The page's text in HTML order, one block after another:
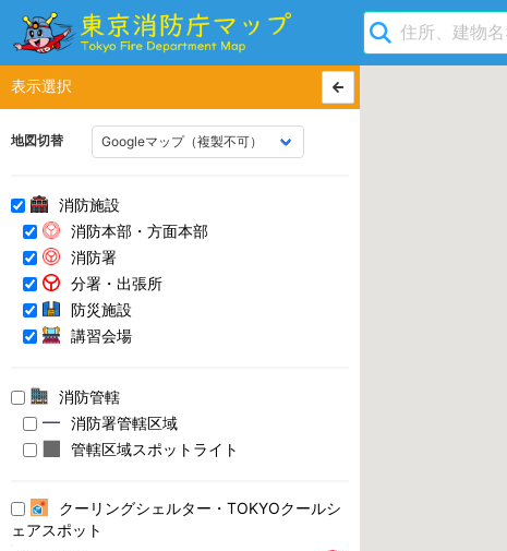
表示選択
地図切替
消防施設
消防本部・方面本部
消防署
分署・出張所
防災施設
講習会場
消防管轄
消防署管轄区域
管轄区域スポットライト
クーリングシェルター・TOKYOクールシ
ェアスポット